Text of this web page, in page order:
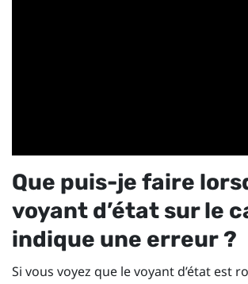
Que puis-je faire
voyant d’état sur le
indique une erreur ?
Si vous voyez que le voyant d’état est